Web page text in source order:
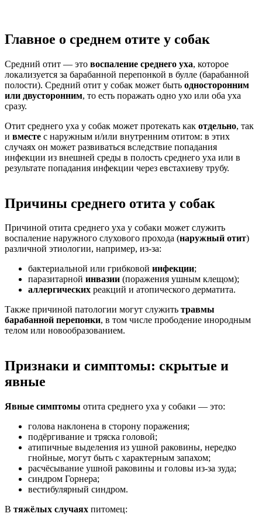
Главное о среднем отите у собак
Средний отит — это воспаление среднего уха, которое
локализуется за барабанной перепонкой в булле (барабанной
полости). Средний отит у собак может быть односторонним
или двусторонним, то есть поражать одно ухо или оба уха
сразу.
Отит среднего уха у собак может протекать как отдельно, так
и вместе с наружным и/или внутренним отитом: в этих
случаях он может развиваться вследствие попадания
инфекции из внешней среды в полость среднего уха или в
результате попадания инфекции через евстахиеву трубу.
Причины среднего отита у собак
Причиной отита среднего уха у собаки может служить
воспаление наружного слухового прохода (наружный отит)
различной этиологии, например, из-за:
бактериальной или грибковой инфекции;
паразитарной инвазии (поражения ушным клещом);
аллергических реакций и атопического дерматита.
Также причиной патологии могут служить травмы
барабанной перепонки, в том числе прободение инородным
телом или новообразованием.
Признаки и симптомы: скрытые и
явные
Явные симптомы отита среднего уха у собаки — это:
голова наклонена в сторону поражения;
подёргивание и тряска головой;
атипичные выделения из ушной раковины, нередко
гнойные, могут быть с характерным запахом;
расчёсывание ушной раковины и головы из-за зуда;
синдром Горнера;
вестибулярный синдром.
В тяжёлых случаях питомец: